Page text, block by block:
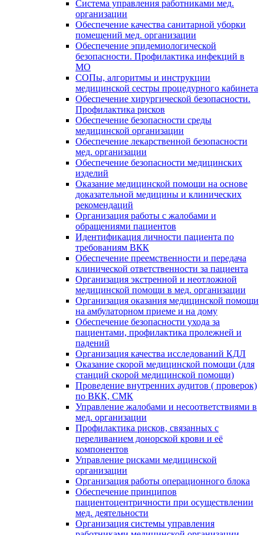
Система управления работниками мед.
организации
Обеспечение качества санитарной уборки
помещений мед. организации
Обеспечение эпидемиологической
безопасности. Профилактика инфекций в
МО
СОПы, алгоритмы и инструкции
медицинской сестры процедурного кабинета
Обеспечение хирургической безопасности.
Профилактика рисков
Обеспечение безопасности среды
медицинской организации
Обеспечение лекарственной безопасности
мед. организации
Обеспечение безопасности медицинских
изделий
Оказание медицинской помощи на основе
доказательной медицины и клинических
рекомендаций
Организация работы с жалобами и
обращениями пациентов
Идентификация личности пациента по
требованиям ВКК
Обеспечение преемственности и передача
клинической ответственности за пациента
Организация экстренной и неотложной
медицинской помощи в мед. организации
Организация оказания медицинской помощи
на амбулаторном приеме и на дому
Обеспечение безопасности ухода за
пациентами, профилактика пролежней и
падений
Организация качества исследований КДЛ
Оказание скорой медицинской помощи (для
станций скорой медицинской помощи)
Проведение внутренних аудитов ( проверок)
по ВКК, СМК
Управление жалобами и несоответствиями в
мед. организации
Профилактика рисков, связанных с
переливанием донорской крови и её
компонентов
Управление рисками медицинской
организации
Организация работы операционного блока
Обеспечение принципов
пациентоцентричности при осуществлении
мед. деятельности
Организация системы управления